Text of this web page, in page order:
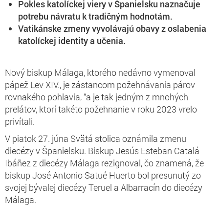
Pokles katolíckej viery v Španielsku naznačuje
potrebu návratu k tradičným hodnotám.
Vatikánske zmeny vyvolávajú obavy z oslabenia
katolíckej identity a učenia.
Nový biskup Málaga, ktorého nedávno vymenoval
pápež Lev XIV., je zástancom požehnávania párov
rovnakého pohlavia, “a je tak jedným z mnohých
prelátov, ktorí takéto požehnanie v roku 2023 vrelo
privítali.
V piatok 27. júna Svätá stolica oznámila zmenu
diecézy v Španielsku. Biskup Jesús Esteban Catalá
Ibáñez z diecézy Málaga rezignoval, čo znamená, že
biskup José Antonio Satué Huerto bol presunutý zo
svojej bývalej diecézy Teruel a Albarracín do diecézy
Málaga.